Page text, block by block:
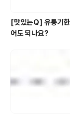
[맛있는Q] 유통기
어도 되나요?